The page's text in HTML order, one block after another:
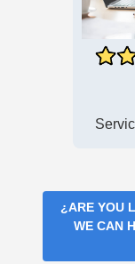
¿ARE YOU
WE CAN